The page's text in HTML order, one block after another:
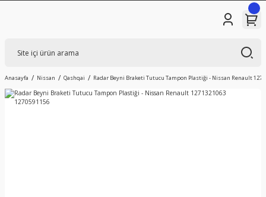
Anasayfa Nissan Qashqai Radar Beyni Braketi Tutucu Tampon Plastiği - Nissan Renault